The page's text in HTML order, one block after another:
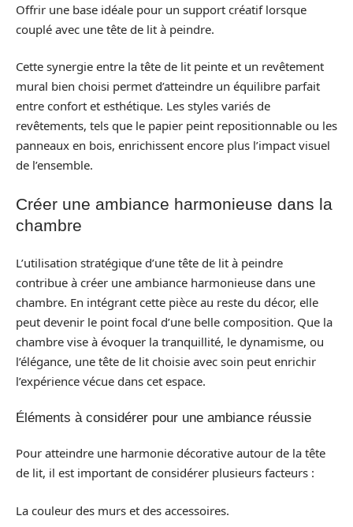
Offrir une base idéale pour un support créatif lorsque
couplé avec une tête de lit à peindre.
Cette synergie entre la tête de lit peinte et un revêtement
mural bien choisi permet d’atteindre un équilibre parfait
entre confort et esthétique. Les styles variés de
revêtements, tels que le papier peint repositionnable ou les
panneaux en bois, enrichissent encore plus l’impact visuel
de l’ensemble.
Créer une ambiance harmonieuse dans la
chambre
L’utilisation stratégique d’une tête de lit à peindre
contribue à créer une ambiance harmonieuse dans une
chambre. En intégrant cette pièce au reste du décor, elle
peut devenir le point focal d’une belle composition. Que la
chambre vise à évoquer la tranquillité, le dynamisme, ou
l’élégance, une tête de lit choisie avec soin peut enrichir
l’expérience vécue dans cet espace.
Éléments à considérer pour une ambiance réussie
Pour atteindre une harmonie décorative autour de la tête
de lit, il est important de considérer plusieurs facteurs :
La couleur des murs et des accessoires.